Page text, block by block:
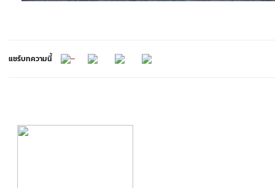
แชร์บทความนี้